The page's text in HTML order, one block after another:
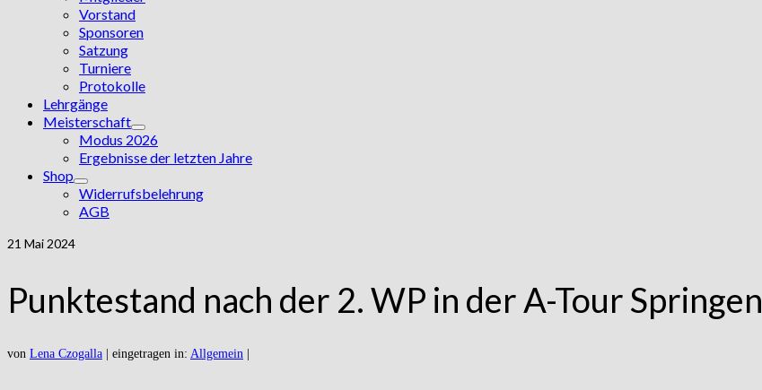
Vorstand
Sponsoren
Satzung
Turniere
Protokolle
Lehrgänge
Meisterschaft
Modus 2026
Ergebnisse der letzten Jahre
Shop
Widerrufsbelehrung
AGB
21 Mai 2024
Punktestand nach der 2. WP in der A-Tour Springen
von Lena Czogalla eingetragen in: Allgemein